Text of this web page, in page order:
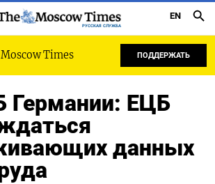
РУССКАЯ СЛУЖБА
EN
Times ПОДДЕРЖАТЬ
Германии: ЕЦБ
данных